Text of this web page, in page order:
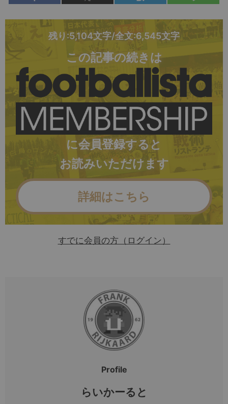
残り:5,104文字/全文:6,545文字
この記事の続きは
に会員登録すると
お読みいただけます
詳細はこちら
すでに会員の方（ログイン）
Profile
らいかーると